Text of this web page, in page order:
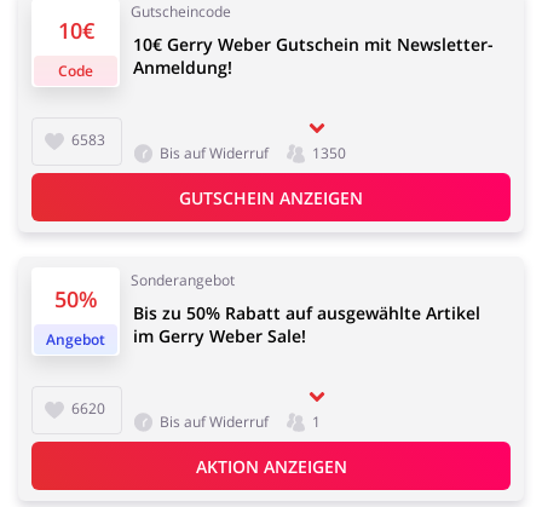
Kfz
Sport & Hobby Schmuck & Uhren
GUTSCHEIN EINFÜGEN
10€
Code
Gutscheincode
6583
10€ Gerry Weber Gutschein mit Newsletter-
Anmeldung!
Bis auf Widerruf 1350
GUTSCHEIN ANZEIGEN
50%
Angebot
Sonderangebot
6620
Bis zu 50% Rabatt auf ausgewählte Artikel
im Gerry Weber Sale!
Bis auf Widerruf 1
AKTION ANZEIGEN